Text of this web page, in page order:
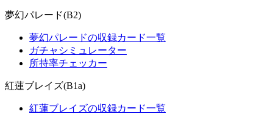
夢幻パレード(B2)
夢幻パレードの収録カード一覧
ガチャシミュレーター
所持率チェッカー
紅蓮ブレイズ(B1a)
紅蓮ブレイズの収録カード一覧